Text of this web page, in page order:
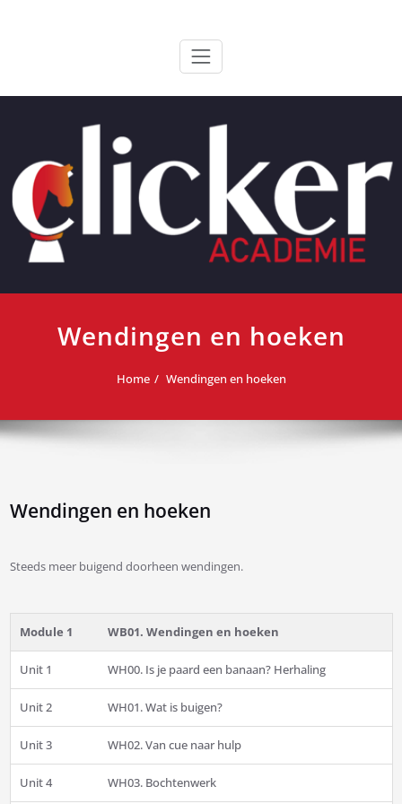
ClickerAcademie
Wendingen en hoeken
Home Wendingen en hoeken
Wendingen en hoeken
Steeds meer buigend doorheen wendingen.
Module 1 WB01. Wendingen en hoeken
Unit 1 WH00. Is je paard een banaan? Herhaling
Unit 2 WH01. Wat is buigen?
Unit 3 WH02. Van cue naar hulp
Unit 4 WH03. Bochtenwerk